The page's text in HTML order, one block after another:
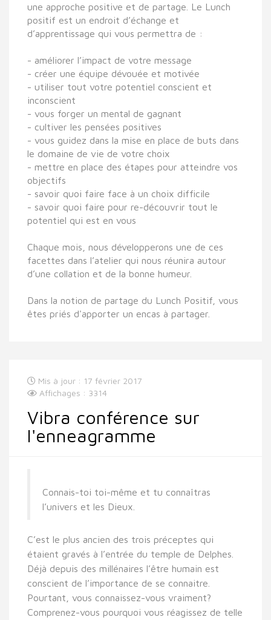
une approche positive et de partage. Le Lunch
positif est un endroit d’échange et
d’apprentissage qui vous permettra de :
- améliorer l’impact de votre message
- créer une équipe dévouée et motivée
- utiliser tout votre potentiel conscient et
inconscient
- vous forger un mental de gagnant
- cultiver les pensées positives
- vous guidez dans la mise en place de buts dans
le domaine de vie de votre choix
- mettre en place des étapes pour atteindre vos
objectifs
- savoir quoi faire face à un choix difficile
- savoir quoi faire pour re-découvrir tout le
potentiel qui est en vous
Chaque mois, nous développerons une de ces
facettes dans l’atelier qui nous réunira autour
d’une collation et de la bonne humeur.
Dans la notion de partage du Lunch Positif, vous
êtes priés d'apporter un encas à partager.
Mis à jour : 17 février 2017
Affichages : 3314
Vibra conférence sur
l'enneagramme
Connais-toi toi-même et tu connaîtras
l’univers et les Dieux.
C’est le plus ancien des trois préceptes qui
étaient gravés à l’entrée du temple de Delphes.
Déjà depuis des millénaires l’être humain est
conscient de l’importance de se connaitre.
Pourtant, vous connaissez-vous vraiment?
Comprenez-vous pourquoi vous réagissez de telle